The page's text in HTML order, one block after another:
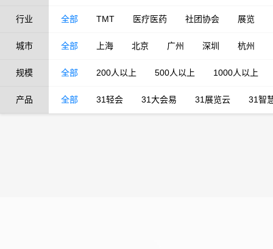
行业 全部 TMT 医疗医药 社团协会 展览
城市 全部 上海 北京 广州 深圳 杭州
规模 全部 200人以上 500人以上 1000人以上
产品 全部 31轻会 31大会易 31展览云 31智